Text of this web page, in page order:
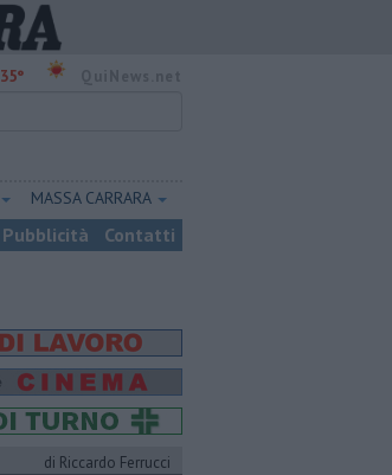
35°
MASSA CARRARA
Pubblicità Contatti
di Riccardo Ferrucci